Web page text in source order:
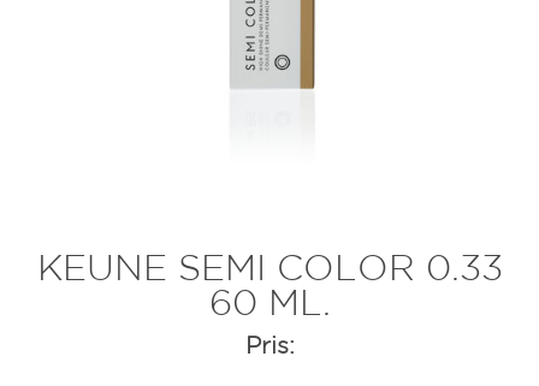
KEUNE SEMI COLOR 0.33
60 ML.
Pris: